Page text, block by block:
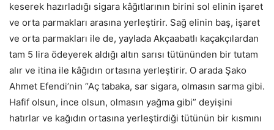
keserek hazırladığı sigara kâğıtlarının birini sol elinin işaret
ve orta parmakları arasına yerleştirir. Sağ elinin baş, işaret
ve orta parmakları ile de, yaylada Akçaabatlı kaçakçılardan
tam 5 lira ödeyerek aldığı altın sarısı tütününden bir tutam
alır ve itina ile kâğıdın ortasına yerleştirir. O arada Şako
Ahmet Efendi’nin “Aç tabaka, sar sigara, olmasın sarma gibi.
Hafif olsun, ince olsun, olmasın yağma gibi” deyişini
hatırlar ve kağıdın ortasına yerleştirdiği tütünün bir kısmını